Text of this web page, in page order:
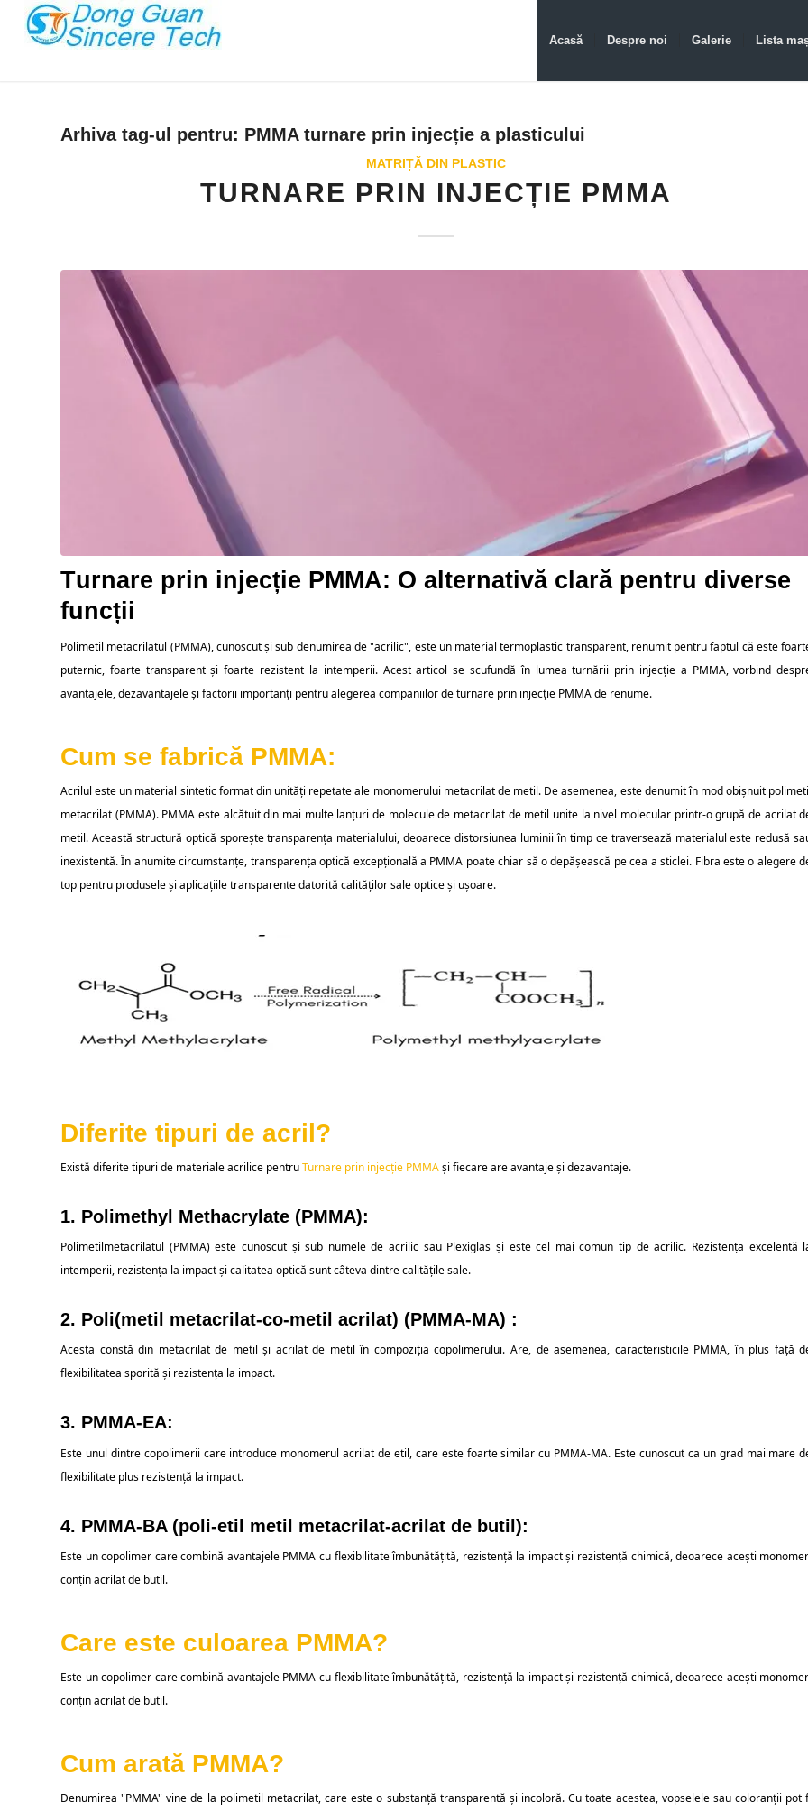
Acasă Despre noi Galerie Lista
Arhiva tag-ul pentru: PMMA turnare prin injecție a plasticului
MATRIȚĂ DIN PLASTIC
TURNARE PRIN INJECȚIE PMMA
Turnare prin injecție PMMA: O alternativă clară pentru diverse
funcții
Polimetil metacrilatul (PMMA), cunoscut și sub denumirea de "acrilic", este un material termoplastic transparent, renumit pentru faptul că este
puternic, foarte transparent și foarte rezistent la intemperii. Acest articol se scufundă în lumea turnării prin injecție a PMMA, vorbind
avantajele, dezavantajele și factorii importanți pentru alegerea companiilor de turnare prin injecție PMMA de renume.
Cum se fabrică PMMA:
Acrilul este un material sintetic format din unități repetate ale monomerului metacrilat de metil. De asemenea, este denumit în mod obișnuit
metacrilat (PMMA). PMMA este alcătuit din mai multe lanțuri de molecule de metacrilat de metil unite la nivel molecular printr-o grupă de acrilat
metil. Această structură optică sporește transparența materialului, deoarece distorsiunea luminii în timp ce traversează materialul este redusă
inexistentă. În anumite circumstanțe, transparența optică excepțională a PMMA poate chiar să o depășească pe cea a sticlei. Fibra este o alegere
top pentru produsele și aplicațiile transparente datorită calităților sale optice și ușoare.
Diferite tipuri de acril?
Există diferite tipuri de materiale acrilice pentruTurnare prin injecție PMMAși fiecare are avantaje și dezavantaje.
1. Polimethyl Methacrylate (PMMA):
Polimetilmetacrilatul (PMMA) este cunoscut și sub numele de acrilic sau Plexiglas și este cel mai comun tip de acrilic. Rezistența excelentă
intemperii, rezistența la impact și calitatea optică sunt câteva dintre calitățile sale.
2. Poli(metil metacrilat-co-metil acrilat) (PMMA-MA) :
Acesta constă din metacrilat de metil și acrilat de metil în compoziția copolimerului. Are, de asemenea, caracteristicile PMMA, în plus față
flexibilitatea sporită și rezistența la impact.
3. PMMA-EA:
Este unul dintre copolimerii care introduce monomerul acrilat de etil, care este foarte similar cu PMMA-MA. Este cunoscut ca un grad mai mare
flexibilitate plus rezistență la impact.
4. PMMA-BA (poli-etil metil metacrilat-acrilat de butil):
Este un copolimer care combină avantajele PMMA cu flexibilitate îmbunătățită, rezistență la impact și rezistență chimică, deoarece acești
conțin acrilat de butil.
Care este culoarea PMMA?
Este un copolimer care combină avantajele PMMA cu flexibilitate îmbunătățită, rezistență la impact și rezistență chimică, deoarece acești
conțin acrilat de butil.
Cum arată PMMA?
Denumirea "PMMA" vine de la polimetil metacrilat, care este o substanță transparentă și incoloră. Cu toate acestea, vopselele sau coloranții pot